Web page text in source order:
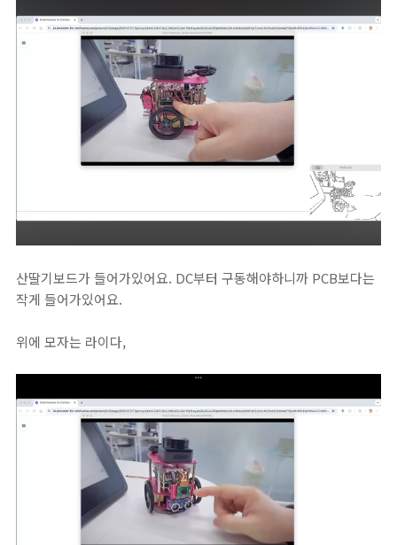
산딸기보드가 들어가있어요. DC부터 구동해야하니까 PCB보다는
작게 들어가있어요.
위에 모자는 라이다,